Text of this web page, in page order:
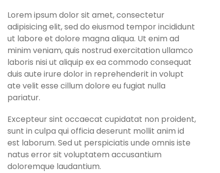
Lorem ipsum dolor sit amet, consectetur
adipisicing elit, sed do eiusmod tempor incididunt
ut labore et dolore magna aliqua. Ut enim ad
minim veniam, quis nostrud exercitation ullamco
laboris nisi ut aliquip ex ea commodo consequat
duis aute irure dolor in reprehenderit in volupt
ate velit esse cillum dolore eu fugiat nulla
pariatur.
Excepteur sint occaecat cupidatat non proident,
sunt in culpa qui officia deserunt mollit anim id
est laborum. Sed ut perspiciatis unde omnis iste
natus error sit voluptatem accusantium
doloremque laudantium.